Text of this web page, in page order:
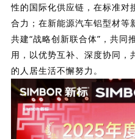
性的国际化供应链，在标准对
合力；在新能源汽车铝型材等
共建“战略创新联合体”，共同
用，以优势互补、深度协同
的人居生活不懈努力。